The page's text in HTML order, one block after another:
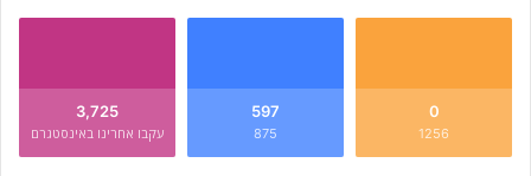
0
1256
597
875
3,725
עקבו אחרינו באינסטגרם